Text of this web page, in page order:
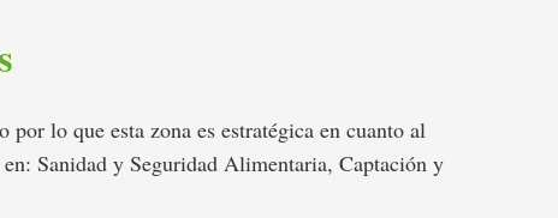
lo que esta zona es estratégica en cuanto al
Sanidad y Seguridad Alimentaria, Captación y